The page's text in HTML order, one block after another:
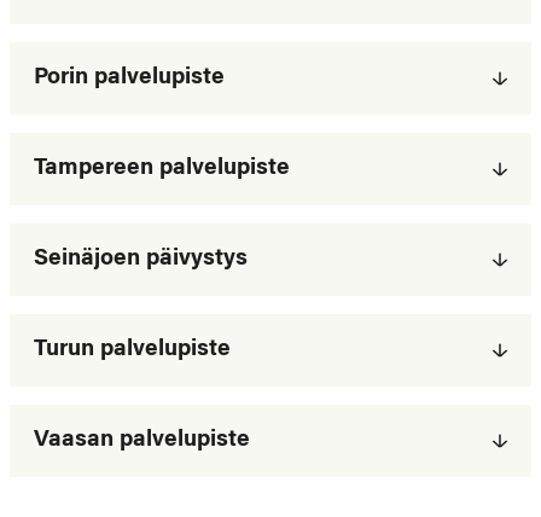
Porin palvelupiste
Tampereen palvelupiste
Seinäjoen päivystys
Turun palvelupiste
Vaasan palvelupiste